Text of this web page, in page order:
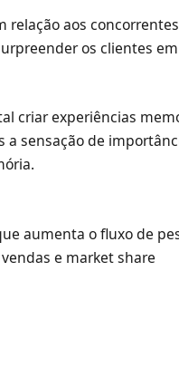
aos
os clientes
criar experiências
sensação de
aumenta o fluxo de
e market share